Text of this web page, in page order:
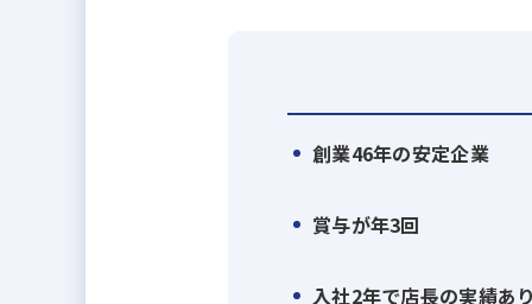
創業46年の安定企業
賞与が年3回
入社2年で店長の実績あ